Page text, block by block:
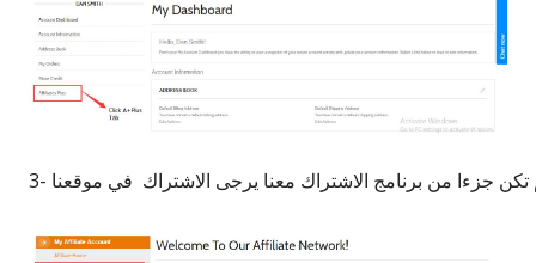
لم تكن جزءا من برنامج الاشتراك معنا يرجى الاشتراك في موقعنا